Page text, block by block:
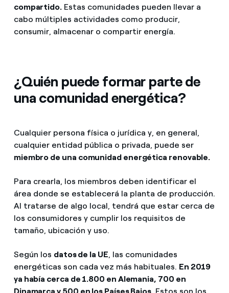
compartido. Estas comunidades pueden llevar a
cabo múltiples actividades como producir,
consumir, almacenar o compartir energía.
¿Quién puede formar parte de
una comunidad energética?
Cualquier persona física o jurídica y, en general,
cualquier entidad pública o privada, puede ser
miembro de una comunidad energética renovable.
Para crearla, los miembros deben identificar el
área donde se establecerá la planta de producción.
Al tratarse de algo local, tendrá que estar cerca de
los consumidores y cumplir los requisitos de
tamaño, ubicación y uso.
Según los datos de la UE, las comunidades
energéticas son cada vez más habituales. En 2019
ya había cerca de 1.800 en Alemania, 700 en